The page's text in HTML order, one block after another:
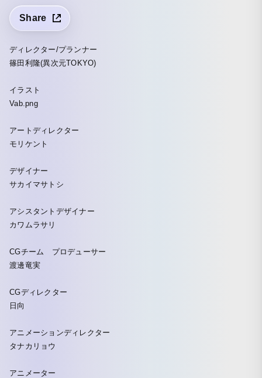
Share
ディレクター/プランナー
篠田利隆(異次元TOKYO)
イラスト
Vab.png
アートディレクター
モリケント
デザイナー
サカイマサトシ
アシスタントデザイナー
カワムラサリ
CGチーム プロデューサー
渡邊竜実
CGディレクター
日向
アニメーションディレクター
タナカリョウ
アニメーター